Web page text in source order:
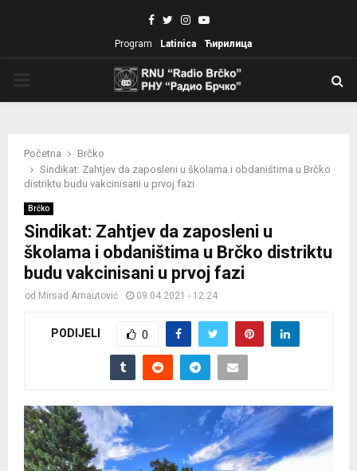
Facebook
TwitterInstagram
Youtube
Program Latinica Ћирилица
Početna
Brčko
Sindikat: Zahtjev da zaposleni u školama i obdaništima u Brčko
distriktu budu vakcinisani u prvoj fazi
Brčko
Sindikat: Zahtjev da zaposleni u
školama i obdaništima u Brčko distriktu
budu vakcinisani u prvoj fazi
od Mirsad Arnautović 09.04.2021 - 12:24
PODIJELI 0